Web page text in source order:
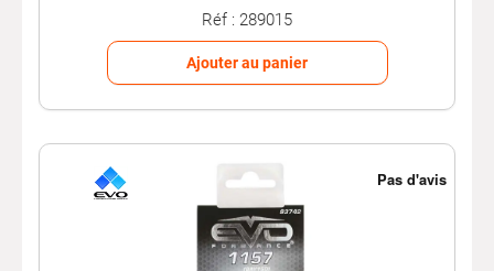
Réf : 289015
Ajouter au panier